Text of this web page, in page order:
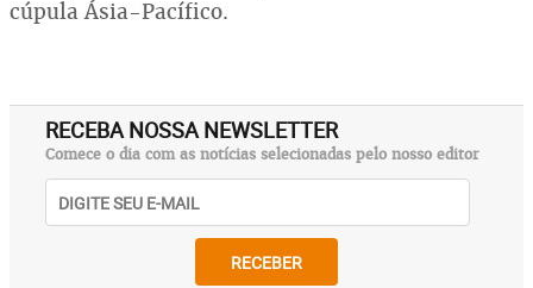
cúpula Ásia-Pacífico.
RECEBA NOSSA NEWSLETTER
Comece o dia com as notícias selecionadas pelo nosso editor
RECEBER